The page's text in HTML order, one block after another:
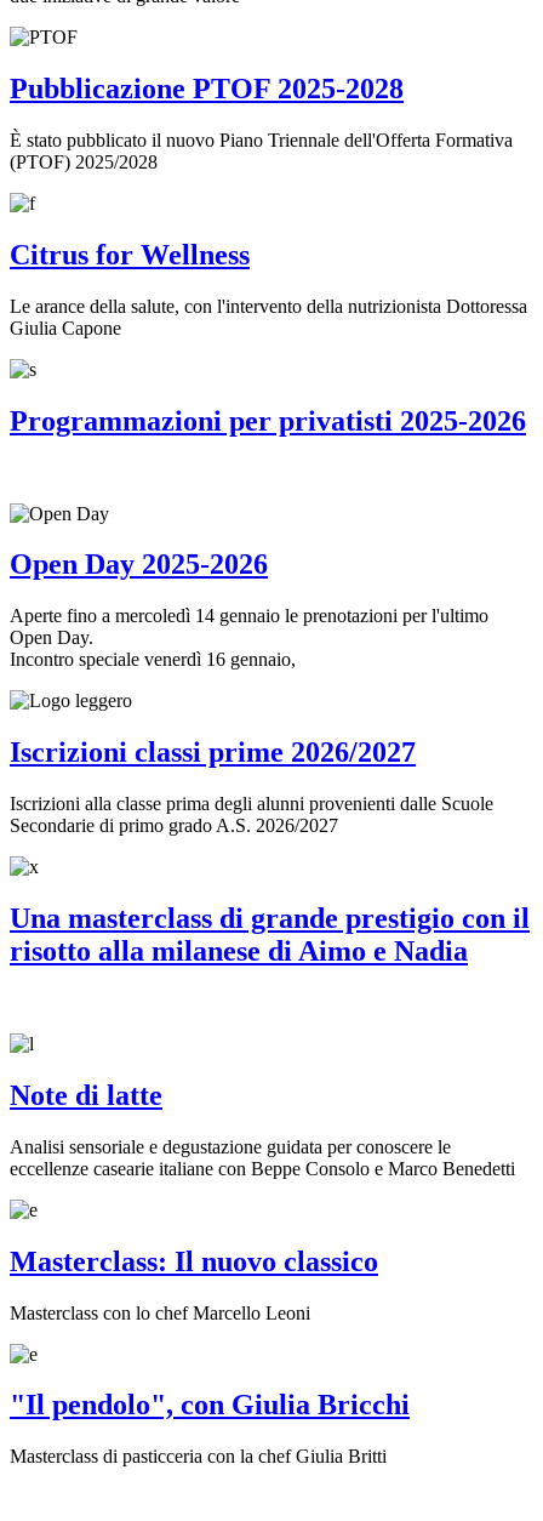
Pubblicazione PTOF 2025-2028
È stato pubblicato il nuovo Piano Triennale dell'Offerta Formativa
(PTOF) 2025/2028
Citrus for Wellness
Le arance della salute, con l'intervento della nutrizionista Dottoressa
Giulia Capone
Programmazioni per privatisti 2025-2026
Open Day 2025-2026
Aperte fino a mercoledì 14 gennaio le prenotazioni per l'ultimo
Open Day.
Incontro speciale venerdì 16 gennaio,
Iscrizioni classi prime 2026/2027
Iscrizioni alla classe prima degli alunni provenienti dalle Scuole
Secondarie di primo grado A.S. 2026/2027
Una masterclass di grande prestigio con il
risotto alla milanese di Aimo e Nadia
Note di latte
Analisi sensoriale e degustazione guidata per conoscere le
eccellenze casearie italiane con Beppe Consolo e Marco Benedetti
Masterclass: Il nuovo classico
Masterclass con lo chef Marcello Leoni
"Il pendolo", con Giulia Bricchi
Masterclass di pasticceria con la chef Giulia Britti